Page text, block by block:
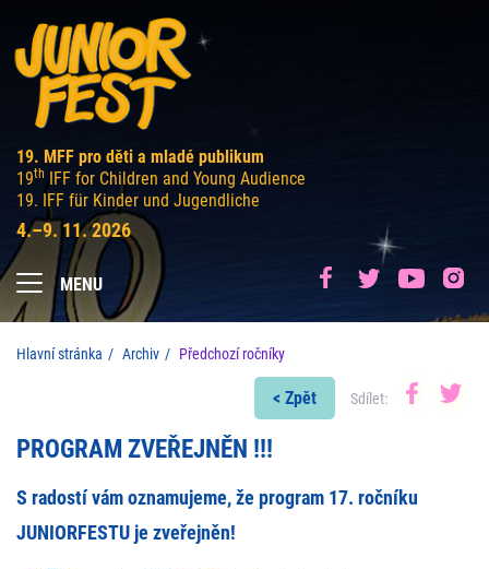
19. MFF pro děti a mladé publikum
19th IFF for Children and Young Audience
19. IFF für Kinder und Jugendliche
4.–9. 11. 2026
MENU
Hlavní stránka Archiv Předchozí ročníky
< Zpět Sdílet:
PROGRAM ZVEŘEJNĚN !!!
S radostí vám oznamujeme, že program 17. ročníku
JUNIORFESTU je zveřejněn!